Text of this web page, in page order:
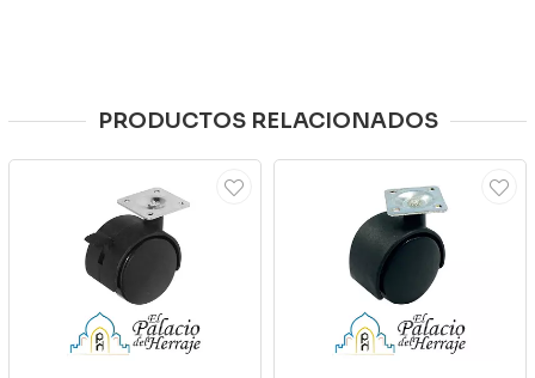
PRODUCTOS RELACIONADOS